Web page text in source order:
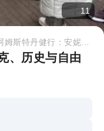
11
、历史与自由